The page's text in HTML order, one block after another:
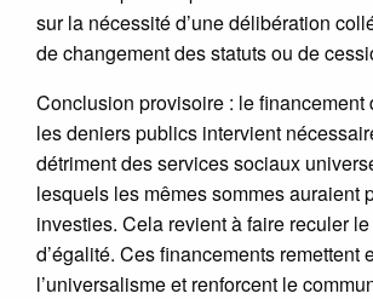
sur la nécessité d’une délibération
de changement des statuts ou de
Conclusion provisoire : le financement
les deniers publics intervient
détriment des services sociaux
lesquels les mêmes sommes auraient
investies. Cela revient à faire reculer
d’égalité. Ces financements remettent
l’universalisme et renforcent le